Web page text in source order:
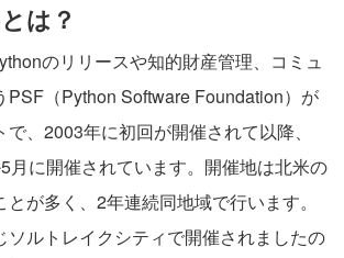
は？
のリリースや知的財産管理、コミュ
PSF（Python Software Foundation）が
、2003年に初回が開催されて以降、
月に開催されています。開催地は北米の
が多く、2年連続同地域で行います。
ソルトレイクシティで開催されましたの